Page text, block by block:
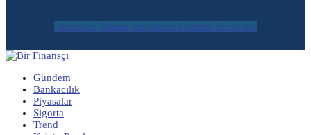
Facebook Twitter Instagram Youtube Envelope
Gündem
Bankacılık
Piyasalar
Sigorta
Trend